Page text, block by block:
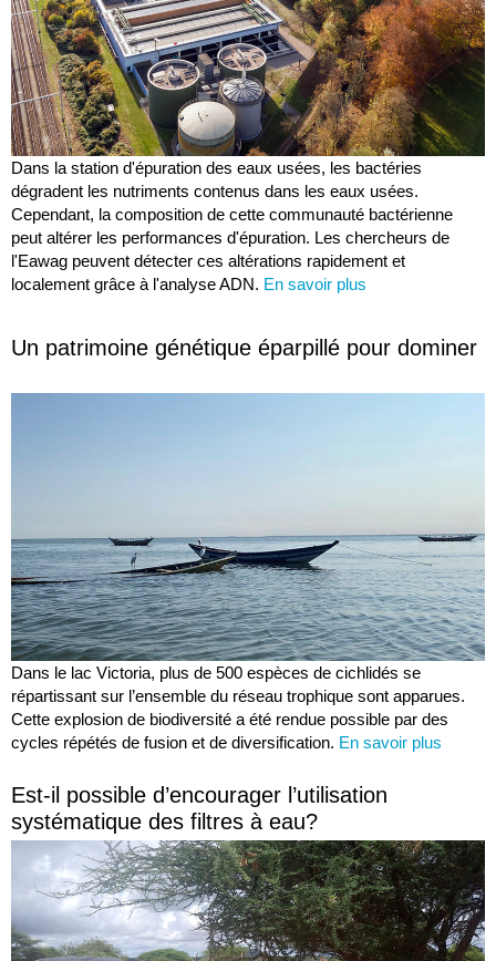
Dans la station d'épuration des eaux usées, les bactéries
dégradent les nutriments contenus dans les eaux usées.
Cependant, la composition de cette communauté bactérienne
peut altérer les performances d'épuration. Les chercheurs de
l'Eawag peuvent détecter ces altérations rapidement et
localement grâce à l'analyse ADN. En savoir plus
Un patrimoine génétique éparpillé pour dominer
Dans le lac Victoria, plus de 500 espèces de cichlidés se
répartissant sur l’ensemble du réseau trophique sont apparues.
Cette explosion de biodiversité a été rendue possible par des
cycles répétés de fusion et de diversification. En savoir plus
Est-il possible d’encourager l’utilisation
systématique des filtres à eau?